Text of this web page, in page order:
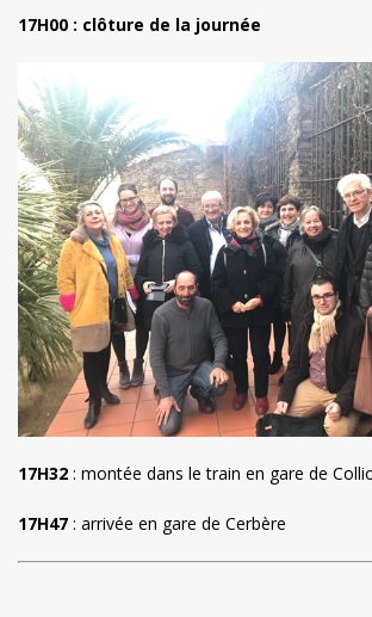
17H00 : clôture de la journée
17H32 : montée dans le train en gare de
17H47 : arrivée en gare de Cerbère